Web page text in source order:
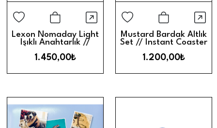
Sepete Ekle
Hızlı Görünüm
Lexon Nomaday Light
Işıklı Anahtarlık //
1.450,00₺
Sepete
Mustard Bardak Altlık
Set // Instant Coaster
1.200,00₺